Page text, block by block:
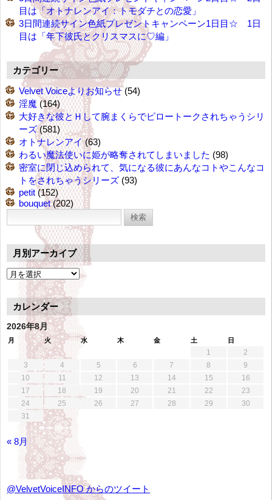
目は「オトナレンアイ：トモダチとの恋愛」
3日間連続サイン色紙プレゼントキャンペーン1日目☆ 1日
目は「年下彼氏とクリスマスに♡編」
カテゴリー
Velvet Voiceよりお知らせ (54)
淫魔 (164)
大好きな彼とＨして腕まくらでピロートークされちゃうシリ
ーズ(581)
オトナレンアイ(63)
わるい魔法使いに姫が略奪されてしまいました (98)
密室に閉じ込められて、気になる彼にあんなコトやこんなコ
トをされちゃうシリーズ (93)
petit (152)
bouquet(202)
索:
月別アーカイブ
月
ア
ー
カ
イ
カレンダー
2026年8月
月 火 水 木 金 土 日
1
2
3
4 5 6 7 8
9
10
11 12 13 14 15
16
17
18 19 20 21 22
23
24
25 26 27 28 29
30
31
« 8月
@VelvetVoiceINFO からのツイート